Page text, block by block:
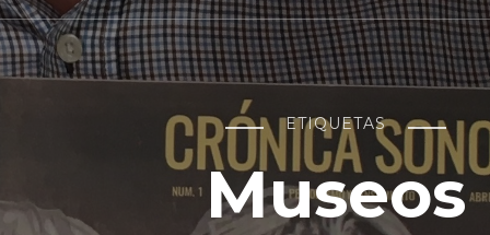
ETIQUETAS
Museos